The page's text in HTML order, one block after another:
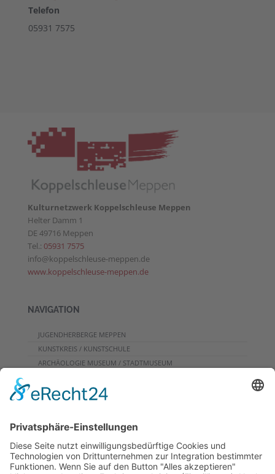
Telefon
05931 7575
Kulturnetzwerk Koppelschleuse Meppen
Helter Damm 1
DE 49716 Meppen
Tel.: 05931 7575
info@koppelschleuse-meppen.de
www.koppelschleuse-meppen.de
NAVIGATION
JUGENDHERBERGE MEPPEN
KUNSTKREIS / KUNSTSCHULE
ARCHÄOLOGIE MUSEUM / STADTMUSEUM
PROGRAMME FÜR GRUPPEN
DOWNLOADS